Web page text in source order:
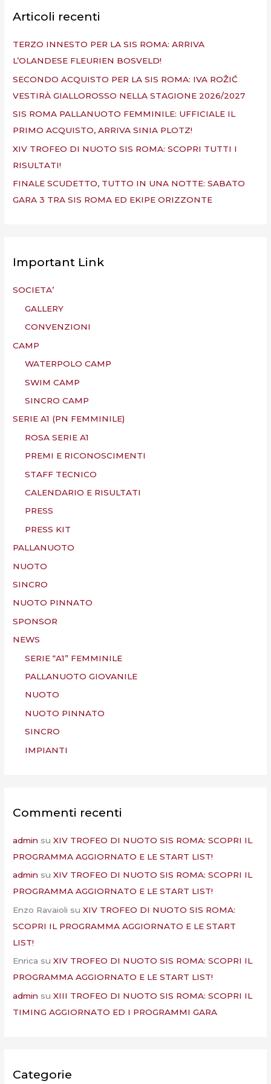
a
Articoli recenti
TERZO INNESTO PER LA SIS ROMA: ARRIVA
L’OLANDESE FLEURIEN BOSVELD!
SECONDO ACQUISTO PER LA SIS ROMA: IVA ROŽIĆ
VESTIRÀ GIALLOROSSO NELLA STAGIONE 2026/2027
SIS ROMA PALLANUOTO FEMMINILE: UFFICIALE IL
PRIMO ACQUISTO, ARRIVA SINIA PLOTZ!
XIV TROFEO DI NUOTO SIS ROMA: SCOPRI TUTTI I
RISULTATI!
FINALE SCUDETTO, TUTTO IN UNA NOTTE: SABATO
GARA 3 TRA SIS ROMA ED EKIPE ORIZZONTE
Important Link
SOCIETA’
GALLERY
CONVENZIONI
CAMP
WATERPOLO CAMP
SWIM CAMP
SINCRO CAMP
SERIE A1 (PN FEMMINILE)
ROSA SERIE A1
PREMI E RICONOSCIMENTI
STAFF TECNICO
CALENDARIO E RISULTATI
PRESS
PRESS KIT
PALLANUOTO
NUOTO
SINCRO
NUOTO PINNATO
SPONSOR
NEWS
SERIE “A1” FEMMINILE
PALLANUOTO GIOVANILE
NUOTO
NUOTO PINNATO
SINCRO
IMPIANTI
Commenti recenti
admin suXIV TROFEO DI NUOTO SIS ROMA: SCOPRI IL
PROGRAMMA AGGIORNATO E LE START LIST!
admin suXIV TROFEO DI NUOTO SIS ROMA: SCOPRI IL
PROGRAMMA AGGIORNATO E LE START LIST!
Enzo Ravaioli suXIV TROFEO DI NUOTO SIS ROMA:
SCOPRI IL PROGRAMMA AGGIORNATO E LE START
LIST!
Enrica suXIV TROFEO DI NUOTO SIS ROMA: SCOPRI IL
PROGRAMMA AGGIORNATO E LE START LIST!
admin suXIII TROFEO DI NUOTO SIS ROMA: SCOPRI IL
TIMING AGGIORNATO ED I PROGRAMMI GARA
Categorie